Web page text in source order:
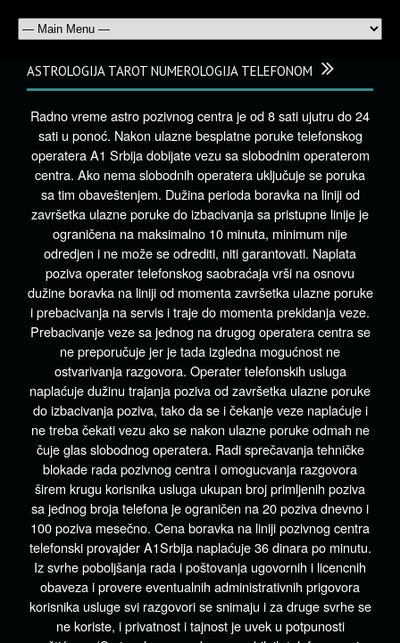
ASTROLOGIJA TAROT NUMEROLOGIJA TELEFONOM
Radno vreme astro pozivnog centra je od 8 sati ujutru do 24
sati u ponoć. Nakon ulazne besplatne poruke telefonskog
operatera A1 Srbija dobijate vezu sa slobodnim operaterom
centra. Ako nema slobodnih operatera uključuje se poruka
sa tim obaveštenjem. Dužina perioda boravka na liniji od
završetka ulazne poruke do izbacivanja sa pristupne linije je
ograničena na maksimalno 10 minuta, minimum nije
odredjen i ne može se odrediti, niti garantovati. Naplata
poziva operater telefonskog saobraćaja vrši na osnovu
dužine boravka na liniji od momenta završetka ulazne poruke
i prebacivanja na servis i traje do momenta prekidanja veze.
Prebacivanje veze sa jednog na drugog operatera centra se
ne preporučuje jer je tada izgledna mogućnost ne
ostvarivanja razgovora. Operater telefonskih usluga
naplaćuje dužinu trajanja poziva od završetka ulazne poruke
do izbacivanja poziva, tako da se i čekanje veze naplaćuje i
ne treba čekati vezu ako se nakon ulazne poruke odmah ne
čuje glas slobodnog operatera. Radi sprečavanja tehničke
blokade rada pozivnog centra i omogucvanja razgovora
širem krugu korisnika usluga ukupan broj primljenih poziva
sa jednog broja telefona je ograničen na 20 poziva dnevno i
100 poziva mesečno. Cena boravka na liniji pozivnog centra
telefonski provajder A1Srbija naplaćuje 36 dinara po minutu.
Iz svrhe poboljšanja rada i poštovanja ugovornih i licencnih
obaveza i provere eventualnih administrativnih prigovora
korisnika usluge svi razgovori se snimaju i za druge svrhe se
ne koriste, i privatnost i tajnost je uvek u potpunosti